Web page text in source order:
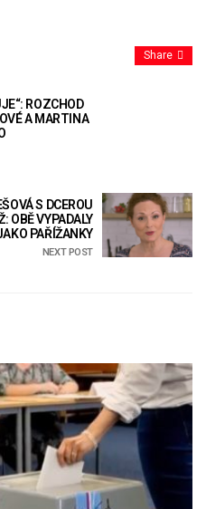
Share
ROZCHOD
A MARTINA
S DCEROU
OBĚ VYPADALY
PAŘÍŽANKY
NEXT POST